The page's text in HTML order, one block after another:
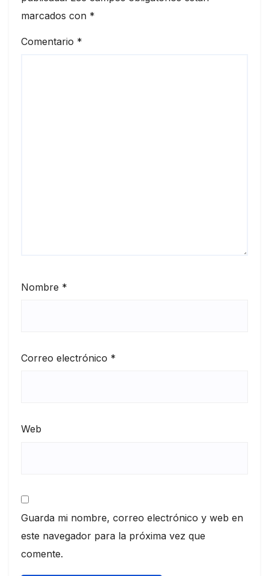
marcados con *
Comentario *
Nombre *
Correo electrónico *
Web
Guarda mi nombre, correo electrónico y web en
este navegador para la próxima vez que
comente.